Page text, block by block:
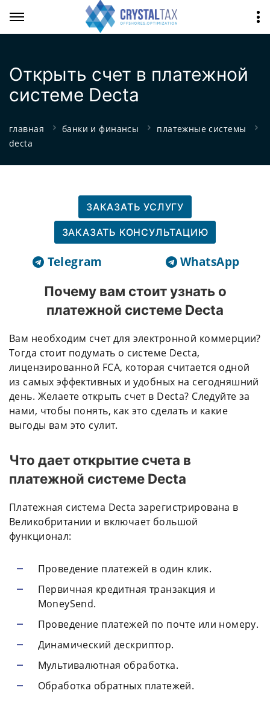
Открыть счет в платежной
системе Decta
главная банки и финансы
платежные системы
decta
ЗАКАЗАТЬ УСЛУГУ
ЗАКАЗАТЬ КОНСУЛЬТАЦИЮ
Telegram WhatsApp
Почему вам стоит узнать о
платежной системе Decta
Вам необходим счет для электронной коммерции?
Тогда стоит подумать о системе Decta,
лицензированной FCA, которая считается одной
из самых эффективных и удобных на сегодняшний
день. Желаете открыть счет в Decta? Следуйте за
нами, чтобы понять, как это сделать и какие
выгоды вам это сулит.
Что дает открытие счета в
платежной системе Decta
Платежная система Decta зарегистрирована в
Великобритании и включает большой
функционал:
Проведение платежей в один клик.
Первичная кредитная транзакция и
MoneySend.
Проведение платежей по почте или номеру.
Динамический дескриптор.
Мультивалютная обработка.
Обработка обратных платежей.